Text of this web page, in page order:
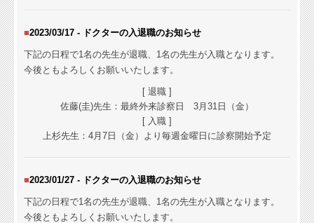
■2023/03/17 - ドクターの入退職のお知らせ
下記の日程で1名の先生が退職、1名の先生が入職となります。
今後ともよろしくお願いいたします。
[ 退職 ]
佐藤(圭)先生：最終外来診察日 3月31日（金）
[ 入職 ]
上杉先生： 4月7日（金）より毎週金曜日に診察開始予定
■2023/01/27 - ドクターの入退職のお知らせ
下記の日程で1名の先生が退職、1名の先生が入職となります。
今後ともよろしくお願いいたします。